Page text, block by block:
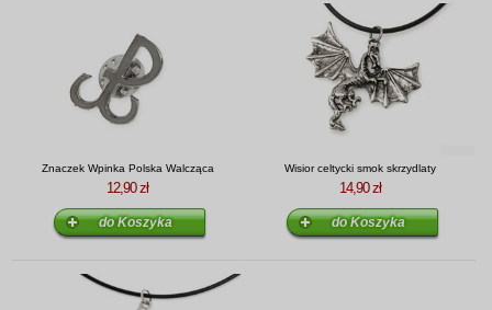
Znaczek Wpinka Polska Walcząca
12,90 zł
Wisior celtycki smok skrzydlaty
14,90 zł